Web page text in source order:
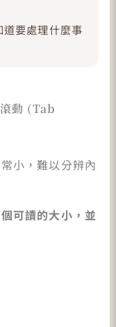
要處理什麼事
動 (Tab
小，難以分辨內
可讀的大小，並